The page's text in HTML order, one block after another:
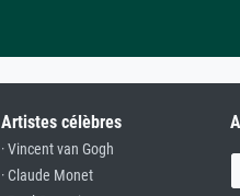
Artistes célèbres
· Vincent van Gogh
· Claude Monet